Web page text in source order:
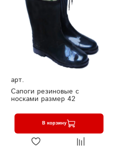
арт.
Сапоги резиновые с
носками размер 42
В корзину